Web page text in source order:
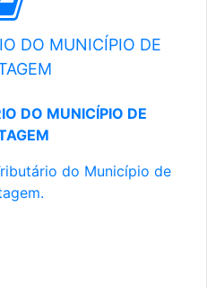
DO MUNICÍPIO DE
DO MUNICÍPIO DE
do Município de